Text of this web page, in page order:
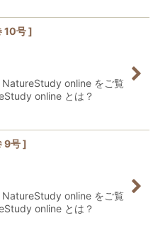
10号 ]
online をご覧
online とは？
9号 ]
online をご覧
online とは？